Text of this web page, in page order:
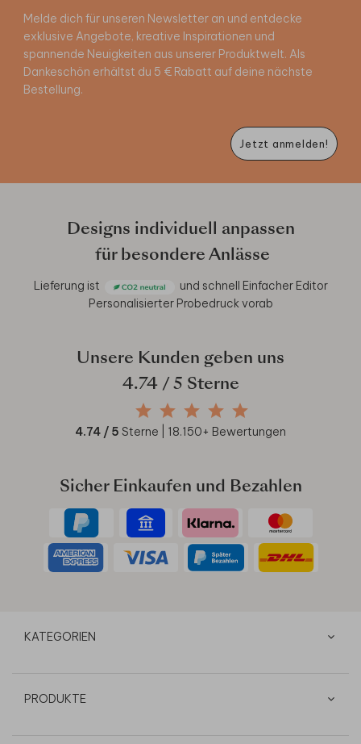
Melde dich für unseren Newsletter an und entdecke
exklusive Angebote, kreative Inspirationen und
spannende Neuigkeiten aus unserer Produktwelt. Als
Dankeschön erhältst du 5 € Rabatt auf deine nächste
Bestellung.
Jetzt anmelden!
Designs individuell anpassen
für besondere Anlässe
Lieferung ist und schnell Einfacher Editor
Personalisierter Probedruck vorab
Unsere Kunden geben uns
4.74/ 5 Sterne
4.74 / 5 Sterne | 18.150+ Bewertungen
Sicher Einkaufen und Bezahlen
KATEGORIEN
PRODUKTE